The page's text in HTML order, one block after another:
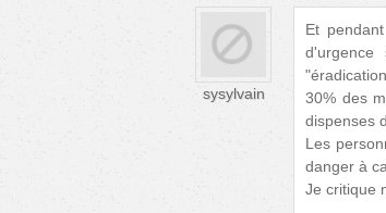
sysylvain
Et
30% des
dispenses
Les
danger à
Je critique